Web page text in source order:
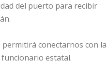
del puerto para recibir
conectarnos con la
funcionario estatal.